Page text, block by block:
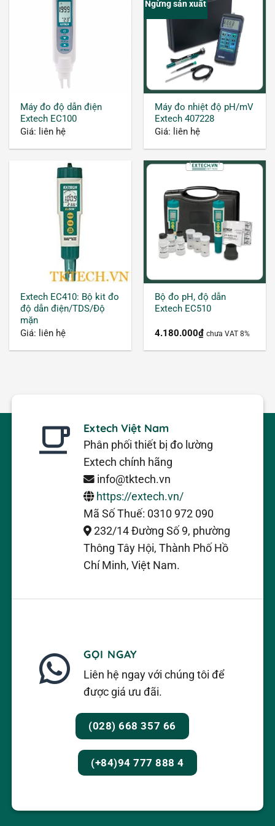
Khái niệm về chỉ số EC và TDS
Chỉ số TDS là gì?
TDS (Total Dissolved Solids) là chỉ số đo tổng
lượng chất rắn hoà tan, tổng số các ion mang
điện tích bao gồm khoáng chất, muối hoặc kim
Khái niệm máy đo độ dẫn điện
Đây là một thiết bị được dùng để đo độ dẫn EC,
hay nói cách khác là đo công suất của ion trong
dung dịch mang dòng điện.
Dụng cụ đo độ dẫn điện
Thiết bị này có cấu tạo cơ bản gồm hai thành
phần chính là bộ hiển thị và đầu dò. Trên bộ hiển
vị đo, cài đặt các thông số nhiệt độ tham chiếu,
hiệu chuẩn theo dung dịch. Ngoài ra, một số thiết
cực pH để tăng tính tiện dụng.
Máy đo độ dẫn điện
Extech EC100
Giá: liên hệ
Ngừng sản xuất
Máy đo nhiệt độ pH/mV
Extech 407228
Giá: liên hệ
Extech EC410: Bộ kit đo
độ dẫn điện/TDS/Độ
mặn
Giá: liên hệ
Bộ đo pH, độ dẫn
Extech EC510
4.180.000₫ chưa VAT 8%
Extech Việt Nam
Phân phối thiết bị đo lường
Extech chính hãng
info@tktech.vn
https://extech.vn/
Mã Số Thuế: 0310 972 090
232/14 Đường Số 9, phường
Thông Tây Hội, Thành Phố Hồ
Chí Minh, Việt Nam.
GỌI NGAY
Liên hệ ngay với chúng tôi để
được giá ưu đãi.
(028) 668 357 66
(+84)94 777 888 4